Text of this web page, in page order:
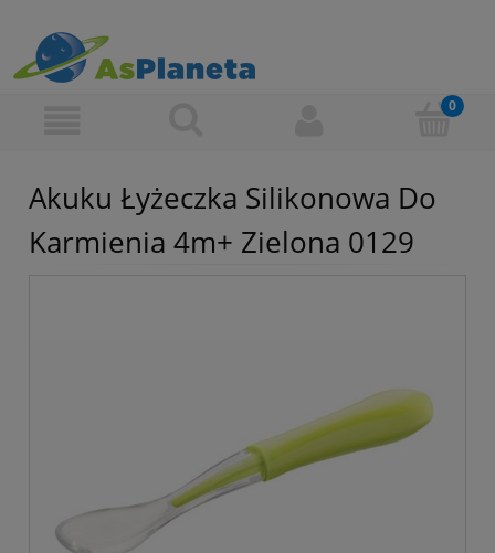
Akuku Łyżeczka Silikonowa Do
Karmienia 4m+ Zielona 0129